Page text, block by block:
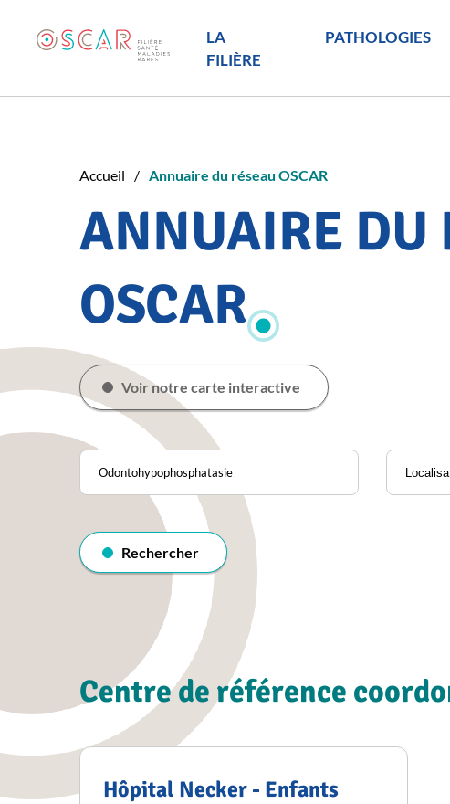
LA
FILIÈRE
PATHOLOGIES
Accueil Annuaire du réseau OSCAR
ANNUAIRE DU
OSCAR
Voir notre carte interactive
Rechercher
dans
l'annuaire
Pathologie
Rechercher
Centre de référence
Hôpital Necker - Enfants